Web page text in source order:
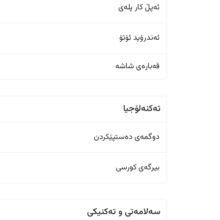
ئەپڵ کار پلەی
ئەندرۆید ئۆتۆ
قەبارەی شاشە
تەکنەلۆجیا
دوگمەی دەستپێکردن
بیرگەی کورسی
سەلامەتی و تەکنیکی